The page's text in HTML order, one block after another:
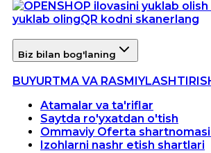
yuklab olingQR kodni skanerlang
Biz bilan bog'laning
BUYURTMA VA
Atamalar va ta'riflar
Saytda ro'yxatdan o'tish
Ommaviy Oferta
Izohlarni nashr etish shartlari